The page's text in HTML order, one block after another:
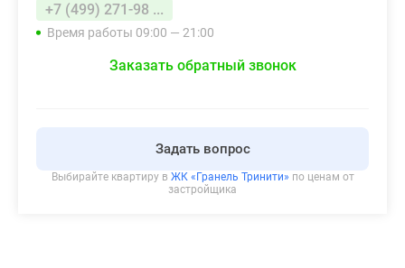
+7 (499) 271-98 ...
Время работы 09:00 — 21:00
Заказать обратный звонок
Задать вопрос
Выбирайте квартиру в ЖК «Гранель Тринити» по ценам от
застройщика